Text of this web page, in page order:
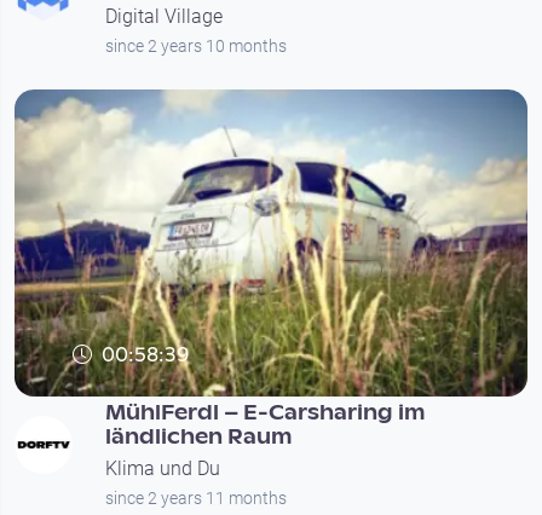
Digital Village
since 2 years 10 months
00:58:39
MühlFerdl – E-Carsharing im
ländlichen Raum
Klima und Du
since 2 years 11 months